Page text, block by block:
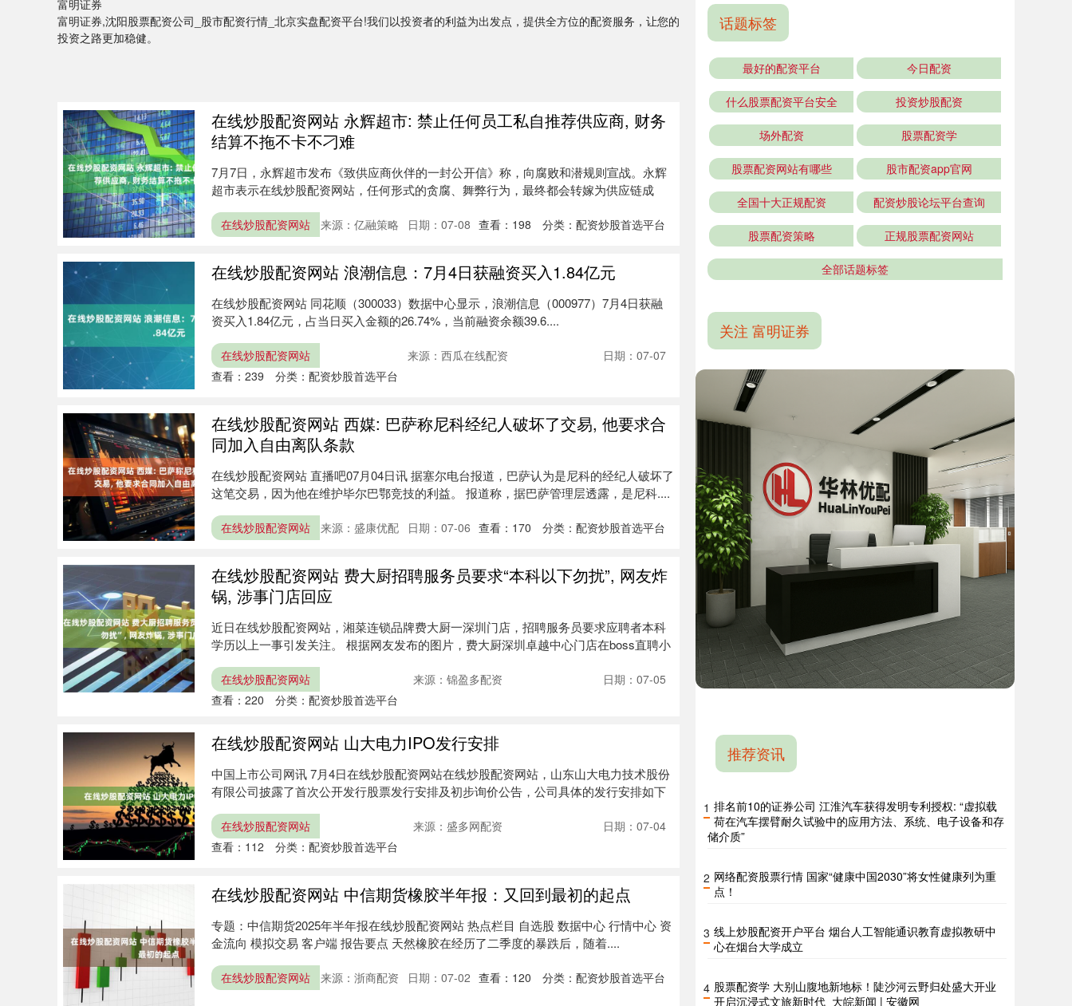
富明证券
富明证券,沈阳股票配资公司_股市配资行情_北京实盘配资平台!我们以投资者的利益为出发点，提供全方位的配资服务，让您的
投资之路更加稳健。
在线炒股配资网站 永辉超市: 禁止任何员工私自推荐供应商, 财务
结算不拖不卡不刁难
7月7日，永辉超市发布《致供应商伙伴的一封公开信》称，向腐败和潜规则宣战。永辉
超市表示在线炒股配资网站，任何形式的贪腐、舞弊行为，最终都会转嫁为供应链成
在线炒股配资网站 来源：亿融策略 日期：07-08 查看： 198 分类：配资炒股首选平台
在线炒股配资网站 浪潮信息：7月4日获融资买入1.84亿元
在线炒股配资网站 同花顺（300033）数据中心显示，浪潮信息（000977）7月4日获融
资买入1.84亿元，占当日买入金额的26.74%，当前融资余额39.6....
在线炒股配资网站 来源：西瓜在线配资
日期：07-07
查看： 239 分类： 配资炒股首选平台
在线炒股配资网站 西媒: 巴萨称尼科经纪人破坏了交易, 他要求合
同加入自由离队条款
在线炒股配资网站 直播吧07月04日讯 据塞尔电台报道，巴萨认为是尼科的经纪人破坏了
这笔交易，因为他在维护毕尔巴鄂竞技的利益。 报道称，据巴萨管理层透露，是尼科....
在线炒股配资网站 来源：盛康优配 日期：07-06 查看： 170 分类：配资炒股首选平台
在线炒股配资网站 费大厨招聘服务员要求“本科以下勿扰”, 网友炸
锅, 涉事门店回应
近日在线炒股配资网站，湘菜连锁品牌费大厨一深圳门店，招聘服务员要求应聘者本科
学历以上一事引发关注。 根据网友发布的图片，费大厨深圳卓越中心门店在boss直聘小
在线炒股配资网站 来源：锦盈多配资
日期：07-05
查看： 220 分类： 配资炒股首选平台
在线炒股配资网站 山大电力IPO发行安排
中国上市公司网讯 7月4日在线炒股配资网站在线炒股配资网站，山东山大电力技术股份
有限公司披露了首次公开发行股票发行安排及初步询价公告，公司具体的发行安排如下
在线炒股配资网站 来源：盛多网配资
日期：07-04
查看： 112 分类： 配资炒股首选平台
在线炒股配资网站 中信期货橡胶半年报：又回到最初的起点
专题：中信期货2025年半年报在线炒股配资网站 热点栏目 自选股 数据中心 行情中心 资
金流向 模拟交易 客户端 报告要点 天然橡胶在经历了二季度的暴跌后，随着....
在线炒股配资网站 来源：浙商配资 日期：07-02 查看： 120 分类：配资炒股首选平台
话题标签
最好的配资平台 今日配资
什么股票配资平台安全 投资炒股配资
场外配资 股票配资学
股票配资网站有哪些 股市配资app官网
全国十大正规配资 配资炒股论坛平台查询
股票配资策略 正规股票配资网站
全部话题标签
关注 富明证券
推荐资讯
1 排名前10的证券公司 江淮汽车获得发明专利授权: “虚拟载
荷在汽车摆臂耐久试验中的应用方法、系统、电子设备和存
储介质”
2 网络配资股票行情 国家“健康中国2030”将女性健康列为重
点！
3 线上炒股配资开户平台 烟台人工智能通识教育虚拟教研中
心在烟台大学成立
4 股票配资学 大别山腹地新地标！陡沙河云野归处盛大开业
开启沉浸式文旅新时代_大皖新闻 | 安徽网